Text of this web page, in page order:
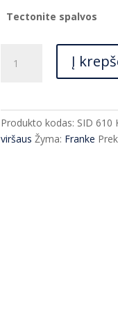
Tectonite spalvos
kiekis:
plautuvė
SID
610
Į
Produkto kodas: SID 610
viršaus Žyma: Franke